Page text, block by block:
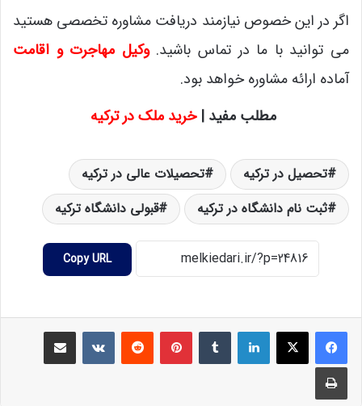
اگر در این خصوص نیازمند دریافت مشاوره تخصصی هستید
می توانید با ما در تماس باشید.وکیل مهاجرت و اقامت
آماده ارائه مشاوره خواهد بود.
مطلب مفید |خرید ملک در ترکیه
تحصیل در ترکیه
تحصیلات عالی در ترکیه
ثبت نام دانشگاه در ترکیه
قبولی دانشگاه ترکیه
Copy URL